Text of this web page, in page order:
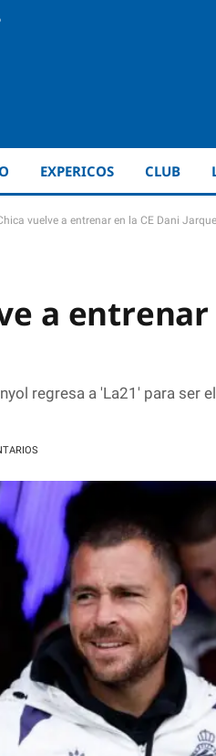
EXPERICOS CLUB
vuelve a entrenar en la CE Dani Jarque
a entrenar
regresa a 'La21' para ser